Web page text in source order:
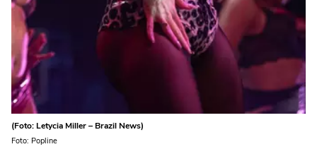
(Foto: Letycia Miller – Brazil News)
Foto: Popline